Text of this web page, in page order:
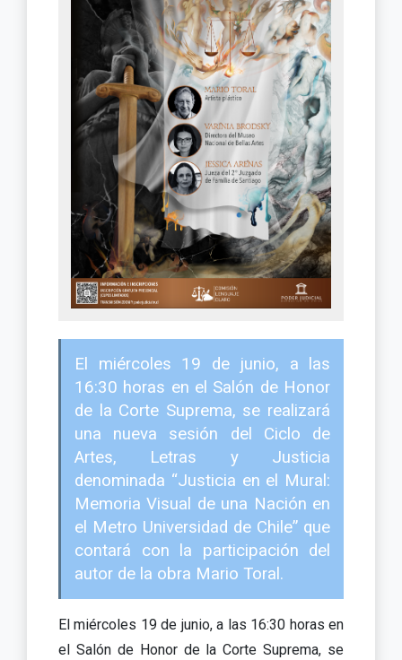
El miércoles 19 de junio, a las
16:30 horas en el Salón de Honor
de la Corte Suprema, se realizará
una nueva sesión del Ciclo de
Artes, Letras y Justicia
denominada “Justicia en el Mural:
Memoria Visual de una Nación en
el Metro Universidad de Chile” que
contará con la participación del
autor de la obra Mario Toral.
El miércoles 19 de junio, a las 16:30 horas en
el Salón de Honor de la Corte Suprema, se